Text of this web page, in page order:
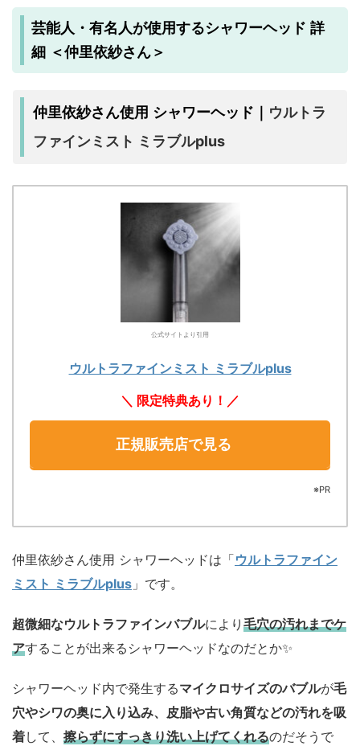
芸能人・有名人が使用するシャワーヘッド 詳
細 ＜仲里依紗さん＞
仲里依紗さん使用 シャワーヘッド｜ ウルトラ
ファインミスト ミラブルplus
公式サイトより引用
ウルトラファインミスト ミラブルplus
＼ 限定特典あり！／
正規販売店で見る
※PR
仲里依紗さん使用 シャワーヘッドは「ウルトラファイン
ミスト ミラブルplus 」です。
超微細なウルトラファインバブルにより 毛穴の汚れまでケ
アすることが出来るシャワーヘッドなのだとか✨️
シャワーヘッド内で発生するマイクロサイズのバブルが毛
穴やシワの奥に入り込み、皮脂や古い角質などの汚れを吸
着して、 擦らずにすっきり洗い上げてくれるのだそうで